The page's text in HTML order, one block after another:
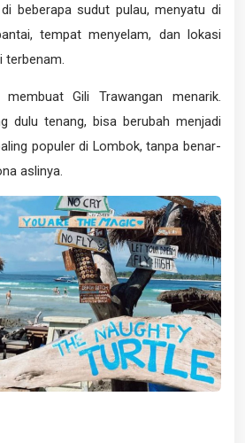
beberapa sudut pulau, menyatu di
tempat menyelam, dan lokasi
Gili Trawangan menarik.
dulu tenang, bisa berubah menjadi
populer di Lombok, tanpa benar-
aslinya.